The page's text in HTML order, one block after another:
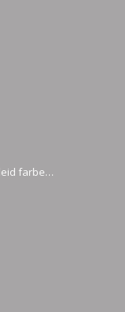
farbe…